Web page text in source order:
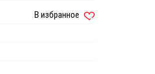
В избранное